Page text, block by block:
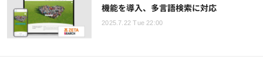
機能を導入、多言語検索に対応
2025.7.22 Tue 22:00